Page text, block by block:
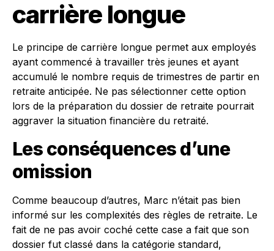
carrière longue
Le principe de carrière longue permet aux employés
ayant commencé à travailler très jeunes et ayant
accumulé le nombre requis de trimestres de partir en
retraite anticipée. Ne pas sélectionner cette option
lors de la préparation du dossier de retraite pourrait
aggraver la situation financière du retraité.
Les conséquences d’une
omission
Comme beaucoup d’autres, Marc n’était pas bien
informé sur les complexités des règles de retraite. Le
fait de ne pas avoir coché cette case a fait que son
dossier fut classé dans la catégorie standard,